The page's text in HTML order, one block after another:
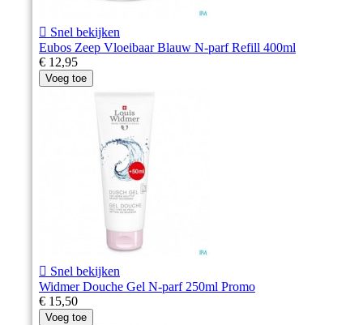
 Snel bekijken
Eubos Zeep Vloeibaar Blauw N-parf Refill 400ml
€ 12,95
Voeg toe
 Snel bekijken
Widmer Douche Gel N-parf 250ml Promo
€ 15,50
Voeg toe